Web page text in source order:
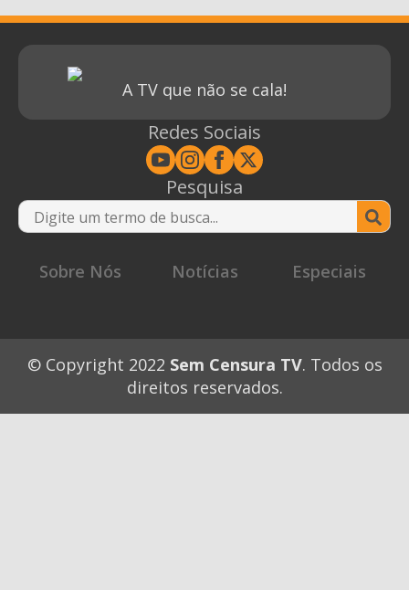
A TV que não se cala!
Redes Sociais
Pesquisa
Sobre Nós
Notícias Especiais
© Copyright 2022 Sem Censura TV. Todos os
direitos reservados.